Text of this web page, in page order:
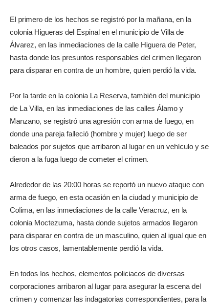
El primero de los hechos se registró por la mañana, en la
colonia Higueras del Espinal en el municipio de Villa de
Álvarez, en las inmediaciones de la calle Higuera de Peter,
hasta donde los presuntos responsables del crimen llegaron
para disparar en contra de un hombre, quien perdió la vida.
Por la tarde en la colonia La Reserva, también del municipio
de La Villa, en las inmediaciones de las calles Álamo y
Manzano, se registró una agresión con arma de fuego, en
donde una pareja falleció (hombre y mujer) luego de ser
baleados por sujetos que arribaron al lugar en un vehículo y se
dieron a la fuga luego de cometer el crimen.
Alrededor de las 20:00 horas se reportó un nuevo ataque con
arma de fuego, en esta ocasión en la ciudad y municipio de
Colima, en las inmediaciones de la calle Veracruz, en la
colonia Moctezuma, hasta donde sujetos armados llegaron
para disparar en contra de un masculino, quien al igual que en
los otros casos, lamentablemente perdió la vida.
En todos los hechos, elementos policiacos de diversas
corporaciones arribaron al lugar para asegurar la escena del
crimen y comenzar las indagatorias correspondientes, para la